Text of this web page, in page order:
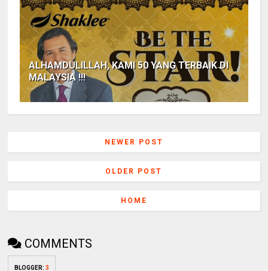
ALHAMDULILLAH, KAMI 50 YANG TERBAIK DI
MALAYSIA !!!
NEWER POST
OLDER POST
HOME
COMMENTS
BLOGGER:3